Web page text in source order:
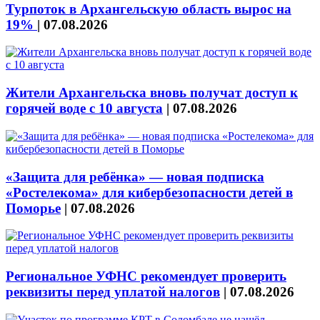
Турпоток в Архангельскую область вырос на
19% | 07.08.2026
Жители Архангельска вновь получат доступ к
горячей воде с 10 августа | 07.08.2026
«Защита для ребёнка» — новая подписка
«Ростелекома» для кибербезопасности детей в
Поморье | 07.08.2026
Региональное УФНС рекомендует проверить
реквизиты перед уплатой налогов | 07.08.2026